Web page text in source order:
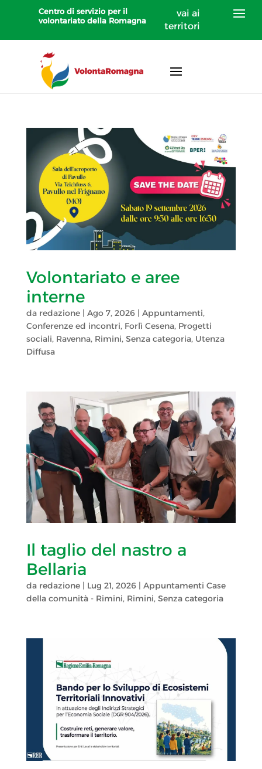
Centro di servizio per il
volontariato della Romagna
vai ai
territori
Volontariato e aree
interne
da redazione| Ago 7, 2026| Appuntamenti,
Conferenze ed incontri, Forlì Cesena, Progetti
sociali, Ravenna, Rimini, Senza categoria, Utenza
Diffusa
Il taglio del nastro a
Bellaria
da redazione| Lug 21, 2026| Appuntamenti Case
della comunità - Rimini, Rimini, Senza categoria